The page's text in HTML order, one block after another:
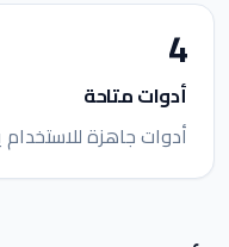
4
أدوات متاحة
أدوات جاهزة